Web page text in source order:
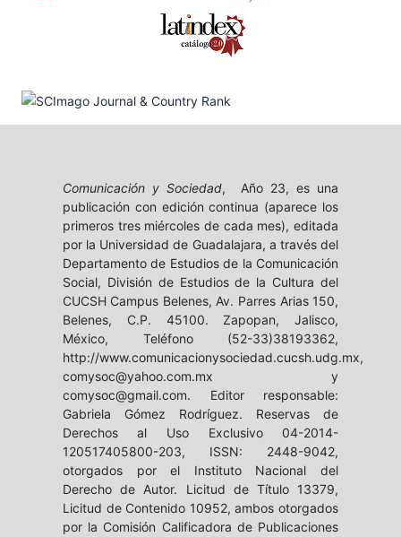
Comunicación y Sociedad, Año 23, es una
publicación con edición continua (aparece los
primeros tres miércoles de cada mes), editada
por la Universidad de Guadalajara, a través del
Departamento de Estudios de la Comunicación
Social, División de Estudios de la Cultura del
CUCSH Campus Belenes, Av. Parres Arias 150,
Belenes, C.P. 45100. Zapopan, Jalisco,
México, Teléfono (52-33)38193362,
http://www.comunicacionysociedad.cucsh.udg.mx,
comysoc@yahoo.com.mx y
comysoc@gmail.com. Editor responsable:
Gabriela Gómez Rodríguez. Reservas de
Derechos al Uso Exclusivo 04-2014-
120517405800-203, ISSN: 2448-9042,
otorgados por el Instituto Nacional del
Derecho de Autor. Licitud de Título 13379,
Licitud de Contenido 10952, ambos otorgados
por la Comisión Calificadora de Publicaciones